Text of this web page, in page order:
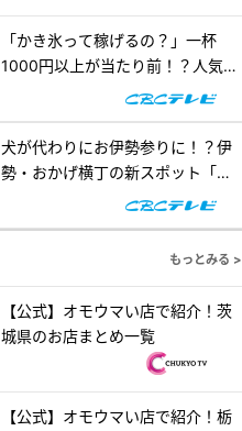
「かき氷って稼げるの？」一杯
1000円以上が当たり前！？人気店
の懐事情をリサーチ『チャン
犬が代わりにお伊勢参りに！？伊
勢・おかげ横丁の新スポット「オ
カゲ屋敷」で“おかげ犬”を体験
もっとみる >
【公式】オモウマい店で紹介！茨
城県のお店まとめ一覧
【公式】オモウマい店で紹介！栃